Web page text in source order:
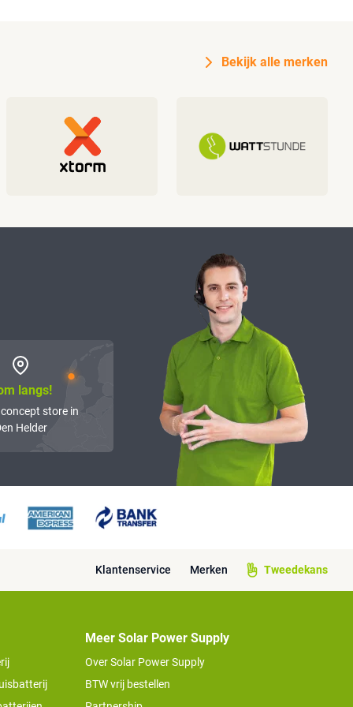
Bekijk alle merken
langs!
store in
Helder
Klantenservice Merken Tweedekans
Meer Solar Power Supply
Over Solar Power Supply
BTW vrij bestellen